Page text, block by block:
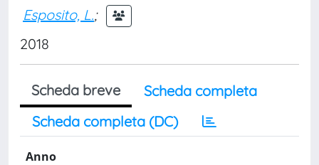
Esposito, L.;
2018
Scheda breve
Scheda completa
Scheda completa (DC)
Anno